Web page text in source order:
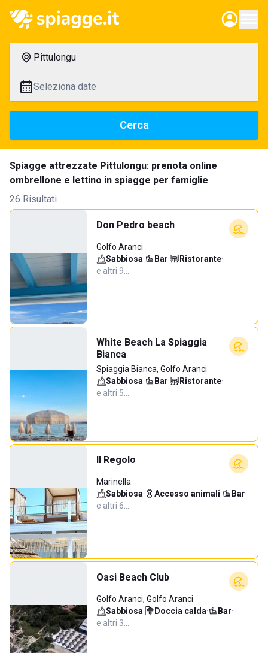
Pittulongu
Seleziona date
Cerca
Spiagge attrezzate Pittulongu: prenota online
ombrellone e lettino in spiagge per famiglie
26 Risultati
Don Pedro beach
Golfo Aranci
Sabbiosa· Bar· Ristorante·
e altri 9…
White Beach La Spiaggia
Bianca
Spiaggia Bianca, Golfo Aranci
Sabbiosa· Bar· Ristorante·
e altri 5…
Il Regolo
Marinella
Sabbiosa· Accesso animali· Bar·
e altri 6…
Oasi Beach Club
Golfo Aranci, Golfo Aranci
Sabbiosa· Doccia calda· Bar·
e altri 3…